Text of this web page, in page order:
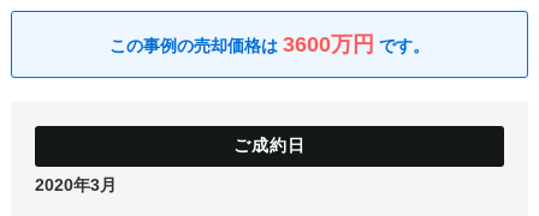
お気に入り物件一覧
物件を探す
条件から探す
学区から探す
3600万円
2020年3月